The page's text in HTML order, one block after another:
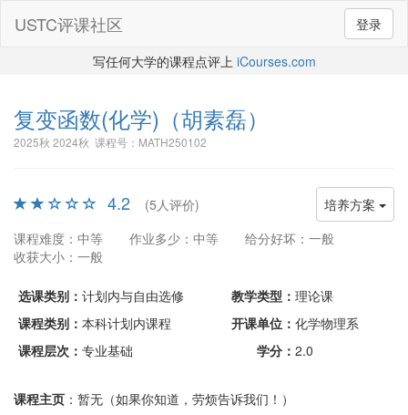
登录
USTC评课社区
写任何大学的课程点评上 iCourses.com
复变函数(化学) （胡素磊）
2025秋 2024秋 课程号：MATH250102
培养方案
4.2
(5人评价)
课程难度：中等
作业多少：中等
给分好坏：一般
收获大小：一般
选课类别： 计划内与自由选修 教学类型： 理论课
课程类别： 本科计划内课程 开课单位： 化学物理系
课程层次： 专业基础 学分： 2.0
课程主页 ：暂无（如果你知道，劳烦告诉我们！）